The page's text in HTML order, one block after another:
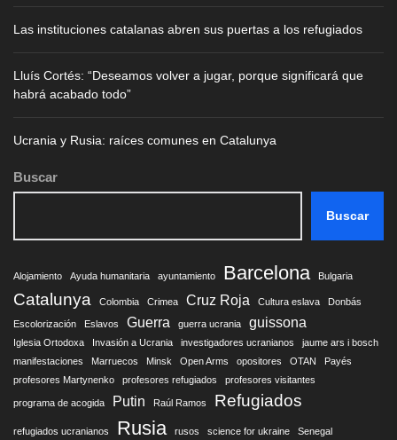
Las instituciones catalanas abren sus puertas a los refugiados
Lluís Cortés: “Deseamos volver a jugar, porque significará que
habrá acabado todo”
Ucrania y Rusia: raíces comunes en Catalunya
Buscar
Buscar
Alojamiento Ayuda humanitaria ayuntamiento Barcelona Bulgaria
Catalunya Colombia Crimea Cruz Roja Cultura eslava Donbás
Escolorización Eslavos Guerra guerra ucrania guissona
Iglesia Ortodoxa Invasión a Ucrania investigadores ucranianos
jaume ars i bosch
manifestaciones
Marruecos Minsk Open Arms opositores OTAN
Payés
profesores Martynenko
profesores refugiados profesores visitantes
programa de acogida Putin Raúl Ramos Refugiados
refugiados ucranianos Rusia rusos science for ukraine Senegal